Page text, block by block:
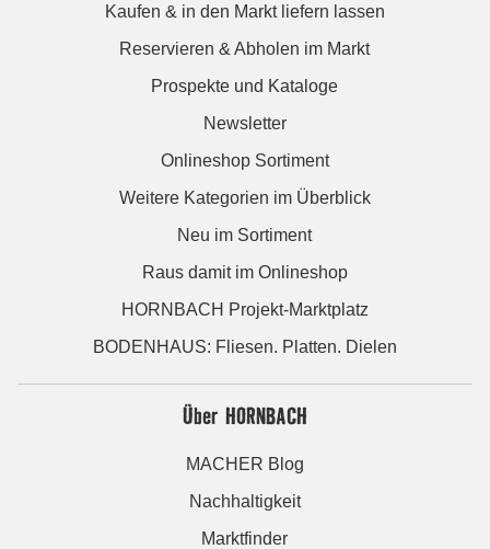
Kaufen & in den Markt liefern lassen
Reservieren & Abholen im Markt
Prospekte und Kataloge
Newsletter
Onlineshop Sortiment
Weitere Kategorien im Überblick
Neu im Sortiment
Raus damit im Onlineshop
HORNBACH Projekt-Marktplatz
BODENHAUS: Fliesen. Platten. Dielen
Über HORNBACH
MACHER Blog
Nachhaltigkeit
Marktfinder